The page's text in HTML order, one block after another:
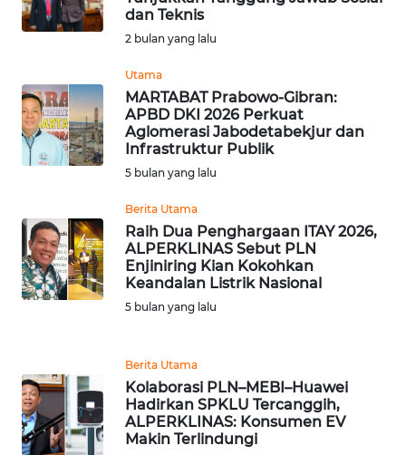
dan Teknis
2 bulan yang lalu
Utama
MARTABAT Prabowo-Gibran:
APBD DKI 2026 Perkuat
Aglomerasi Jabodetabekjur dan
Infrastruktur Publik
5 bulan yang lalu
Berita Utama
Raih Dua Penghargaan ITAY 2026,
ALPERKLINAS Sebut PLN
Enjiniring Kian Kokohkan
Keandalan Listrik Nasional
5 bulan yang lalu
Berita Utama
Kolaborasi PLN–MEBI–Huawei
Hadirkan SPKLU Tercanggih,
ALPERKLINAS: Konsumen EV
Makin Terlindungi
WN
SERAMBI
WN
SULTRA
WN
SULTENG
WN